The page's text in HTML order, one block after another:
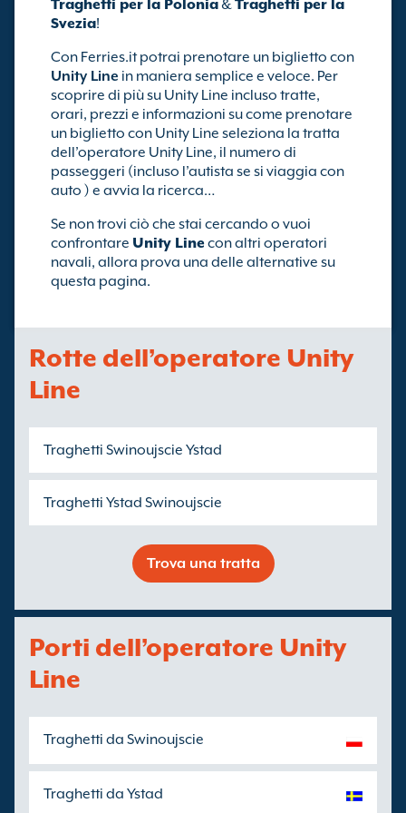
Traghetti per la Polonia&Traghetti per la
Svezia!
Con Ferries.it potrai prenotare un biglietto con
Unity Line in maniera semplice e veloce. Per
scoprire di più su Unity Line incluso tratte,
orari, prezzi e informazioni su come prenotare
un biglietto con Unity Line seleziona la tratta
dell’operatore Unity Line, il numero di
passeggeri (incluso l’autista se si viaggia con
auto ) e avvia la ricerca…
Se non trovi ciò che stai cercando o vuoi
confrontare Unity Linecon altri operatori
navali, allora prova una delle alternative su
questa pagina.
Rotte dell’operatore Unity
Line
Traghetti Swinoujscie Ystad
Traghetti Ystad Swinoujscie
Trova una tratta
Porti dell’operatore Unity
Line
Traghetti da Swinoujscie
Traghetti da Ystad